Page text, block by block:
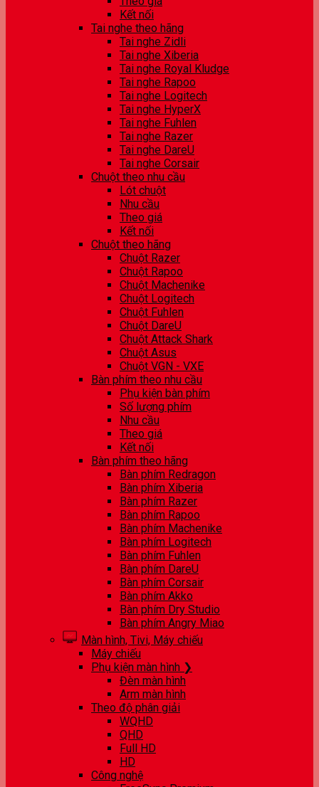
Kết nối
Tai nghe theo hãng
Tai nghe Zidli
Tai nghe Xiberia
Tai nghe Royal Kludge
Tai nghe Rapoo
Tai nghe Logitech
Tai nghe HyperX
Tai nghe Fuhlen
Tai nghe Razer
Tai nghe DareU
Tai nghe Corsair
Chuột theo nhu cầu
Lót chuột
Nhu cầu
Theo giá
Kết nối
Chuột theo hãng
Chuột Razer
Chuột Rapoo
Chuột Machenike
Chuột Logitech
Chuột Fuhlen
Chuột DareU
Chuột Attack Shark
Chuột Asus
Chuột VGN - VXE
Bàn phím theo nhu cầu
Phụ kiện bàn phím
Số lượng phím
Nhu cầu
Theo giá
Kết nối
Bàn phím theo hãng
Bàn phím Redragon
Bàn phím Xiberia
Bàn phím Razer
Bàn phím Rapoo
Bàn phím Machenike
Bàn phím Logitech
Bàn phím Fuhlen
Bàn phím DareU
Bàn phím Corsair
Bàn phím Akko
Bàn phím Dry Studio
Bàn phím Angry Miao
Màn hình, Tivi, Máy chiếu
Máy chiếu
Phụ kiện màn hình ❯
Đèn màn hình
Arm màn hình
Theo độ phân giải
WQHD
QHD
Full HD
HD
Công nghệ